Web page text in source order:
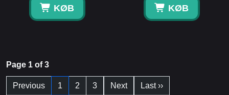
KØB KØB
Page 1 of 3
Previous 1 2 3 Next Last ››